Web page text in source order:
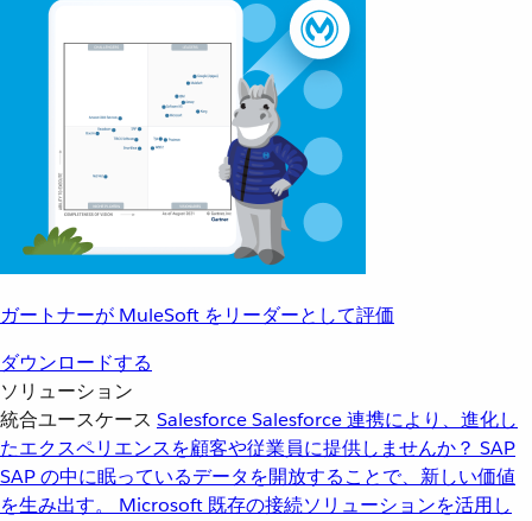
ガートナーが MuleSoft をリーダーとして評価
ダウンロードする
ソリューション
統合ユースケース SalesforceSalesforce 連携により、進化し
たエクスペリエンスを顧客や従業員に提供しませんか？ SAP
SAP の中に眠っているデータを開放することで、新しい価値
を生み出す。
Microsoft 既存の接続ソリューションを活用し